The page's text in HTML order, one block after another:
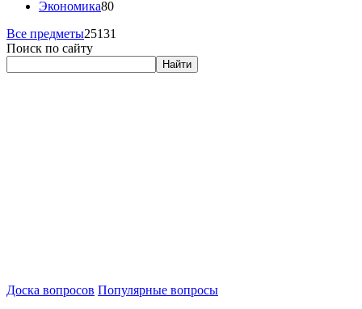
Экономика80
Все предметы25131
Поиск по сайту
Найти
Доска вопросов Популярные вопросы